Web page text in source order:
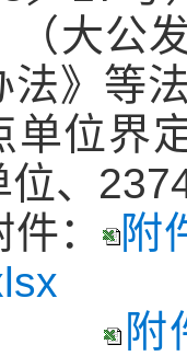
（大公
法》等
单位界
、
：
附
附